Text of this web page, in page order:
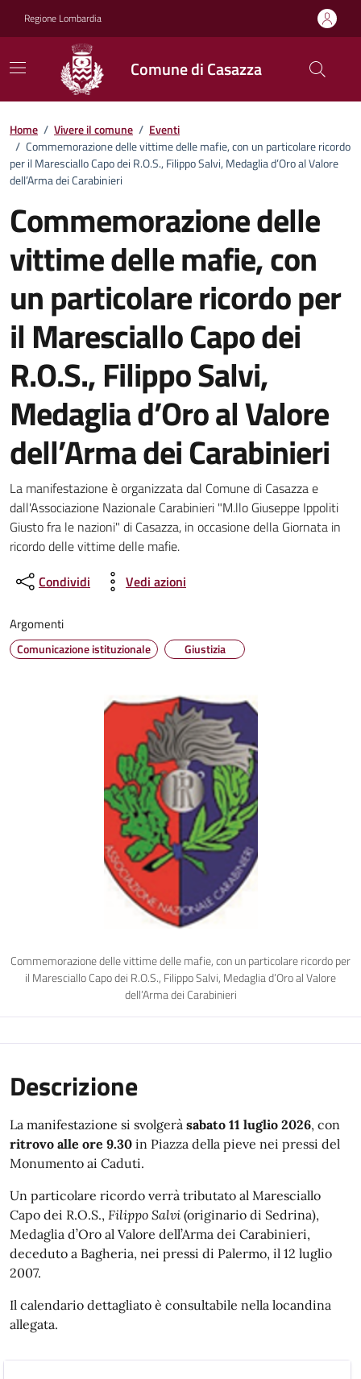
Regione Lombardia
Comune di Casazza
Home / Vivere il comune / Eventi
/ Commemorazione delle vittime delle mafie, con un particolare ricordo
per il Maresciallo Capo dei R.O.S., Filippo Salvi, Medaglia d’Oro al Valore
dell’Arma dei Carabinieri
Commemorazione delle
vittime delle mafie, con
un particolare ricordo per
il Maresciallo Capo dei
R.O.S., Filippo Salvi,
Medaglia d’Oro al Valore
dell’Arma dei Carabinieri
Dettagli della notizia
La manifestazione è organizzata dal Comune di Casazza e
dall'Associazione Nazionale Carabinieri "M.llo Giuseppe Ippoliti
Giusto fra le nazioni" di Casazza, in occasione della Giornata in
ricordo delle vittime delle mafie.
Condividi
Vedi azioni
Argomenti
Comunicazione istituzionale Giustizia
Commemorazione delle vittime delle mafie, con un particolare ricordo per
il Maresciallo Capo dei R.O.S., Filippo Salvi, Medaglia d’Oro al Valore
dell’Arma dei Carabinieri
Descrizione
La manifestazione si svolgerà sabato 11 luglio 2026, con
ritrovo alle ore 9.30 in Piazza della pieve nei pressi del
Monumento ai Caduti.
Un particolare ricordo verrà tributato al Maresciallo
Capo dei R.O.S., Filippo Salvi (originario di Sedrina),
Medaglia d’Oro al Valore dell’Arma dei Carabinieri,
deceduto a Bagheria, nei pressi di Palermo, il 12 luglio
2007.
Il calendario dettagliato è consultabile nella locandina
allegata.